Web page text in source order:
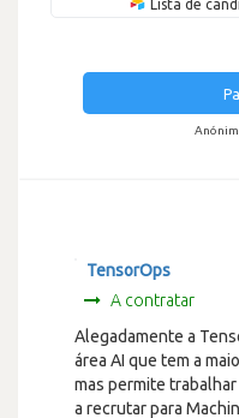
Lista de
TensorOps
A contratar
Alegadamente a
área AI que tem a
mas permite
a recrutar para